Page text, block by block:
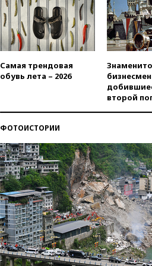
Самая трендовая
обувь лета – 2026
второй
ФОТОИСТОРИИ